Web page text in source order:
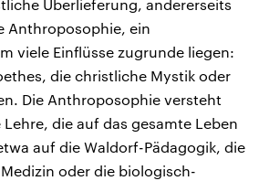
Überlieferung, andererseits
Anthroposophie, ein
viele Einflüsse zugrunde liegen:
die christliche Mystik oder
Die Anthroposophie versteht
die auf das gesamte Leben
auf die Waldorf-Pädagogik, die
oder die biologisch-